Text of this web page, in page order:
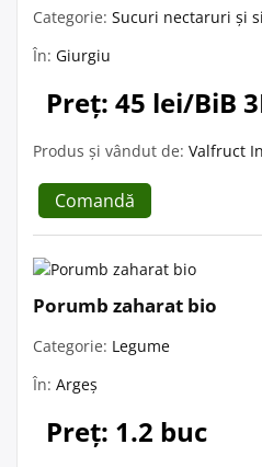
Categorie: Sucuri nectaruri și
În: Giurgiu
Preț: 45 lei/BiB
Produs și vândut de: Valfruct
Comandă
Porumb zaharat bio
Categorie: Legume
În: Argeș
Preț: 1.2 buc